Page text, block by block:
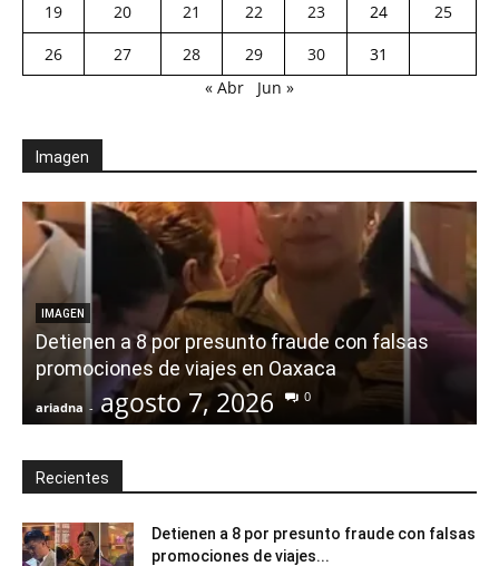
19
20 21 22 23 24
25
26
27 28 29 30
31
« Abr
Jun »
Imagen
IMAGEN
Detienen a 8 por presunto fraude con falsas
promociones de viajes en Oaxaca
ariadna - agosto 7, 2026 0
Recientes
Detienen a 8 por presunto fraude con falsas
promociones de viajes...